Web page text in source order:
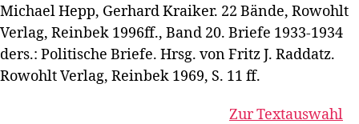
Michael Hepp, Gerhard Kraiker. 22 Bände, Rowohlt
Verlag, Reinbek 1996ff., Band 20. Briefe 1933-1934
ders.: Politische Briefe. Hrsg. von Fritz J. Raddatz.
Rowohlt Verlag, Reinbek 1969, S. 11 ff.
Zur Textauswahl